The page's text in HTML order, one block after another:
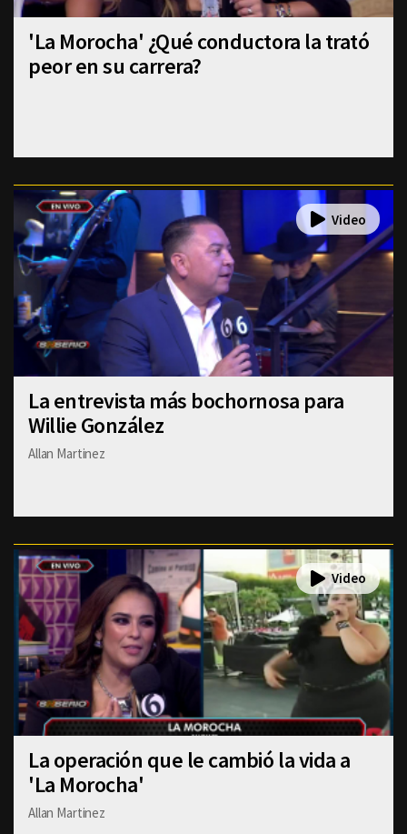
'La Morocha' ¿Qué conductora la trató
peor en su carrera?
La entrevista más bochornosa para
Willie González
Allan Martinez
La operación que le cambió la vida a
'La Morocha'
Allan Martinez